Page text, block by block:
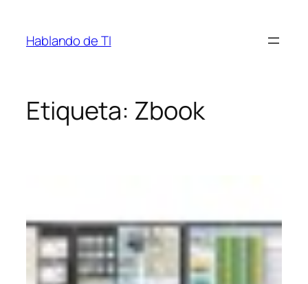
contenido
Hablando de TI
Etiqueta: Zbook